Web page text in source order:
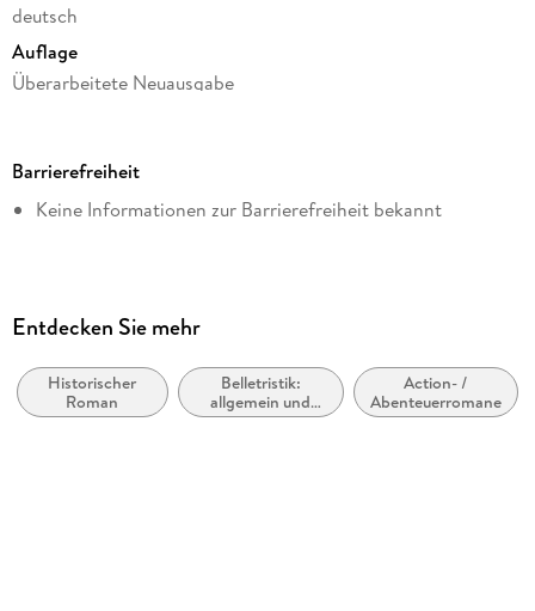
deutsch
Auflage
Überarbeitete Neuausgabe
Autor/Autorin
A. E. Johann
Kopierschutz
Produktart
EBOOK
Barrierefreiheit
Keine Informationen zur Barrierefreiheit bekannt
Entdecken Sie mehr
Historischer
Roman
Belletristik:
allgemein und
literarisch, nicht
Action- /
Abenteuerromane